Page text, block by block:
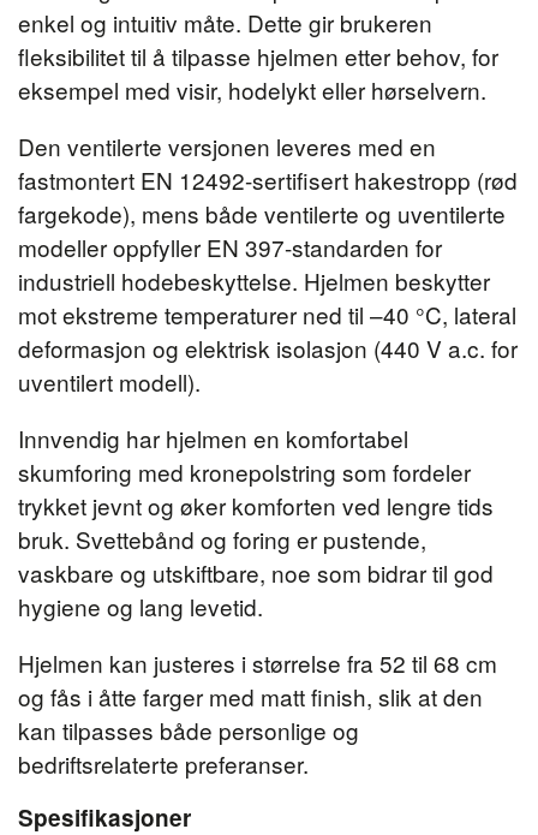
enkel og intuitiv måte. Dette gir brukeren
fleksibilitet til å tilpasse hjelmen etter behov, for
eksempel med visir, hodelykt eller hørselvern.
Den ventilerte versjonen leveres med en
fastmontert EN 12492-sertifisert hakestropp (rød
fargekode), mens både ventilerte og uventilerte
modeller oppfyller EN 397-standarden for
industriell hodebeskyttelse. Hjelmen beskytter
mot ekstreme temperaturer ned til –40 °C, lateral
deformasjon og elektrisk isolasjon (440 V a.c. for
uventilert modell).
Innvendig har hjelmen en komfortabel
skumforing med kronepolstring som fordeler
trykket jevnt og øker komforten ved lengre tids
bruk. Svettebånd og foring er pustende,
vaskbare og utskiftbare, noe som bidrar til god
hygiene og lang levetid.
Hjelmen kan justeres i størrelse fra 52 til 68 cm
og fås i åtte farger med matt finish, slik at den
kan tilpasses både personlige og
bedriftsrelaterte preferanser.
Spesifikasjoner